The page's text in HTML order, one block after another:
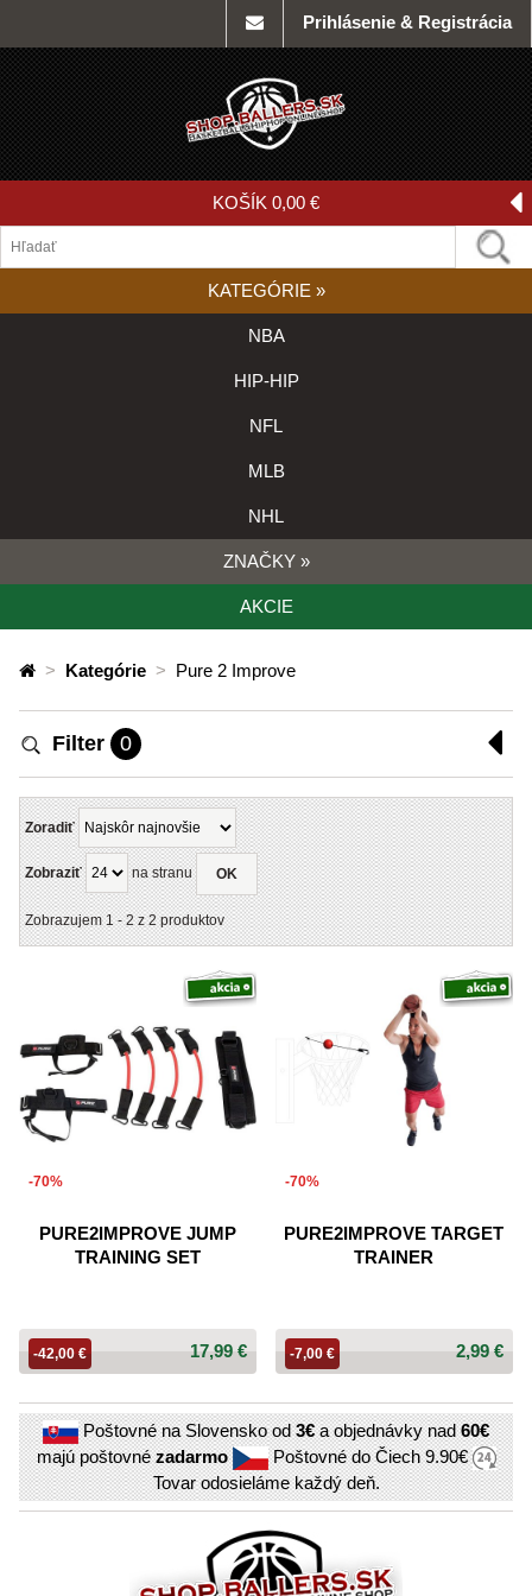
Prihlásenie & Registrácia
KOŠÍK 0,00 €
KATEGÓRIE »
NBA
HIP-HIP
NFL
MLB
NHL
ZNAČKY »
AKCIE
> Kategórie > Pure 2 Improve
Filter 0
Zoradiť
Zobraziť na stranu OK
Zobrazujem1-2z2produktov
-70%
PURE2IMPROVE JUMP
TRAINING SET
17,99 €
-42,00 €
-70%
PURE2IMPROVE TARGET
TRAINER
2,99 €
-7,00 €
Poštovné na Slovensko od3€a objednávky nad60€
majú poštovnézadarmo Poštovné do Čiech9.90€
Tovar odosieláme každý deň.